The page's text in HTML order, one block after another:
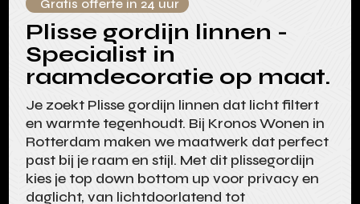
Gratis offerte in 24 uur
Plisse gordijn linnen -
Specialist in
raamdecoratie op maat.
Je zoekt Plisse gordijn linnen dat licht filtert
en warmte tegenhoudt. Bij Kronos Wonen in
Rotterdam maken we maatwerk dat perfect
past bij je raam en stijl. Met dit plissegordijn
kies je top down bottom up voor privacy en
daglicht, van lichtdoorlatend tot